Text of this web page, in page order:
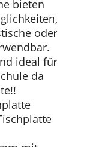
bieten
oder
ideal für
da